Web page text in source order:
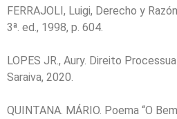
FERRAJOLI, Luigi, Derecho y
3ª. ed., 1998, p. 604.
LOPES JR., Aury. Direito
Saraiva, 2020.
QUINTANA. MÁRIO. Poema “O